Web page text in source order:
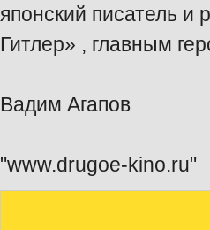
японский писатель
Гитлер» , главным
Вадим Агапов
"www.drugoe-kino.ru"